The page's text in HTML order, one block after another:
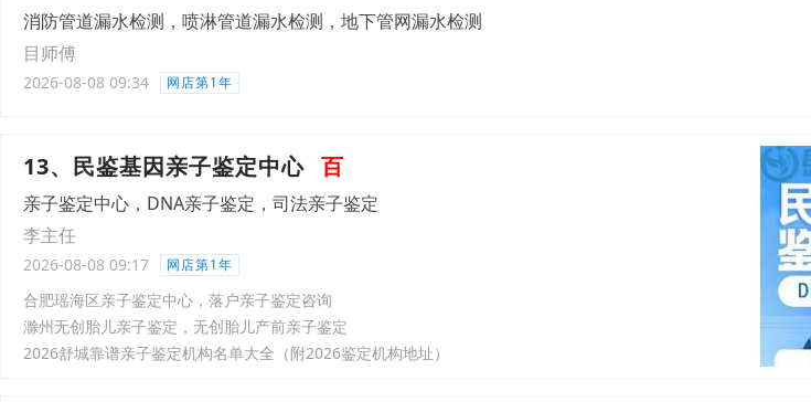
消防管道漏水检测，喷淋管道漏水检测，地下管网漏水检测
目师傅
2026-08-08 09:34 网店第1年
13、民鉴基因亲子鉴定中心 百
亲子鉴定中心，DNA亲子鉴定，司法亲子鉴定
李主任
2026-08-08 09:17 网店第1年
合肥瑶海区‌亲子鉴定中心，落户亲子鉴定咨询
滁州无创胎儿亲子鉴定，无创胎儿产前亲子鉴定
2026舒城靠谱亲子鉴定机构名单大全（附2026鉴定机构地址）